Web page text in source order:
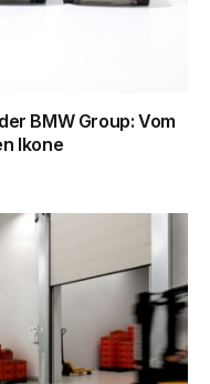
BMW Group: Vom
Ikone